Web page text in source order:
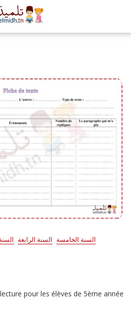
السنة الخامسة السنة الرابعة
pour les élèves de 5ème année